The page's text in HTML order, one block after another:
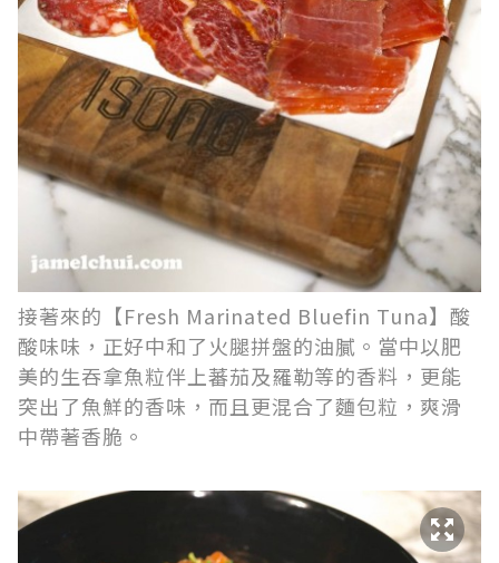
接著來的【Fresh Marinated Bluefin Tuna】酸
酸味味，正好中和了火腿拼盤的油膩。當中以肥
美的生吞拿魚粒伴上蕃茄及羅勒等的香料，更能
突出了魚鮮的香味，而且更混合了麵包粒，爽滑
中帶著香脆。